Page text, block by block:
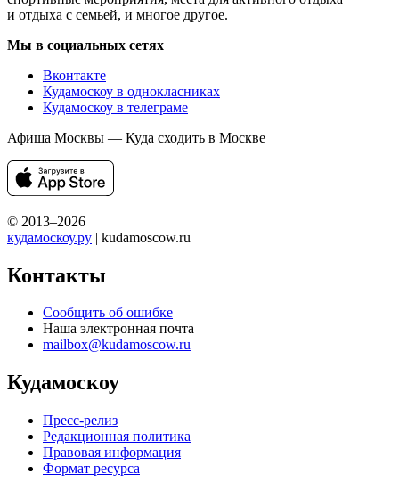
и отдыха с семьей, и многое другое.
Мы в социальных сетях
Вконтакте
Кудамоскоу в однокласниках
Кудамоскоу в телеграме
Афиша Москвы — Куда сходить в Москве
© 2013–2026
кудамоскоу.ру | kudamoscow.ru
Контакты
Сообщить об ошибке
Наша электронная почта
mailbox@kudamoscow.ru
Кудамоскоу
Пресс-релиз
Редакционная политика
Правовая информация
Формат ресурса